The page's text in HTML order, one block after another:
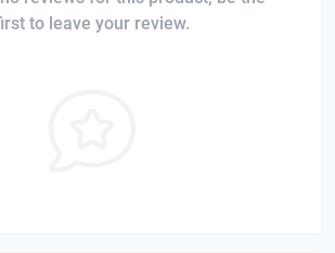
to leave your review.